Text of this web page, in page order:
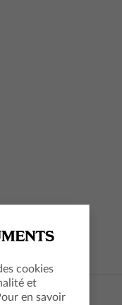
cookies
et
en savoir